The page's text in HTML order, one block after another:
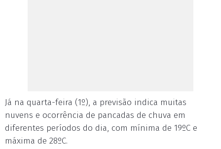
Já na quarta-feira (1º), a previsão indica muitas
nuvens e ocorrência de pancadas de chuva em
diferentes períodos do dia, com mínima de 19ºC e
máxima de 28ºC.